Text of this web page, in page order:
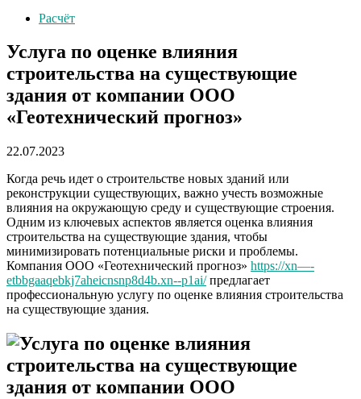
Расчёт
Услуга по оценке влияния
строительства на существующие
здания от компании ООО
«Геотехнический прогноз»
22.07.2023
Когда речь идет о строительстве новых зданий или
реконструкции существующих, важно учесть возможные
влияния на окружающую среду и существующие строения.
Одним из ключевых аспектов является оценка влияния
строительства на существующие здания, чтобы
минимизировать потенциальные риски и проблемы.
Компания ООО «Геотехнический прогноз» https://xn—-
etbbgaaqebkj7aheicnsnp8d4b.xn--p1ai/предлагает
профессиональную услугу по оценке влияния строительства
на существующие здания.